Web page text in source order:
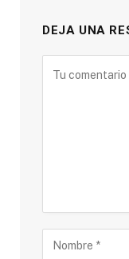
DEJA UNA